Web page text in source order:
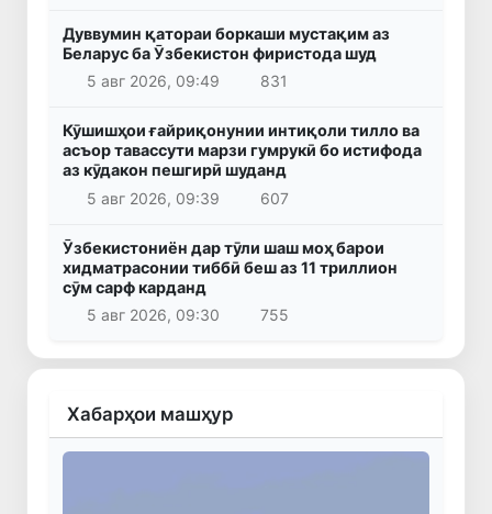
Дуввумин қатораи боркаши мустақим аз
Беларус ба Ӯзбекистон фиристода шуд
5 авг 2026, 09:49
831
Кӯшишҳои ғайриқонунии интиқоли тилло ва
асъор тавассути марзи гумрукӣ бо истифода
аз кӯдакон пешгирӣ шуданд
5 авг 2026, 09:39
607
Ӯзбекистониён дар тӯли шаш моҳ барои
хидматрасонии тиббӣ беш аз 11 триллион
сӯм сарф карданд
5 авг 2026, 09:30
755
Хабарҳои машҳур